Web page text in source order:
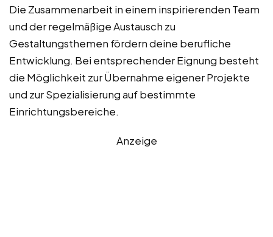
Die Zusammenarbeit in einem inspirierenden Team
und der regelmäßige Austausch zu
Gestaltungsthemen fördern deine berufliche
Entwicklung. Bei entsprechender Eignung besteht
die Möglichkeit zur Übernahme eigener Projekte
und zur Spezialisierung auf bestimmte
Einrichtungsbereiche.
Anzeige